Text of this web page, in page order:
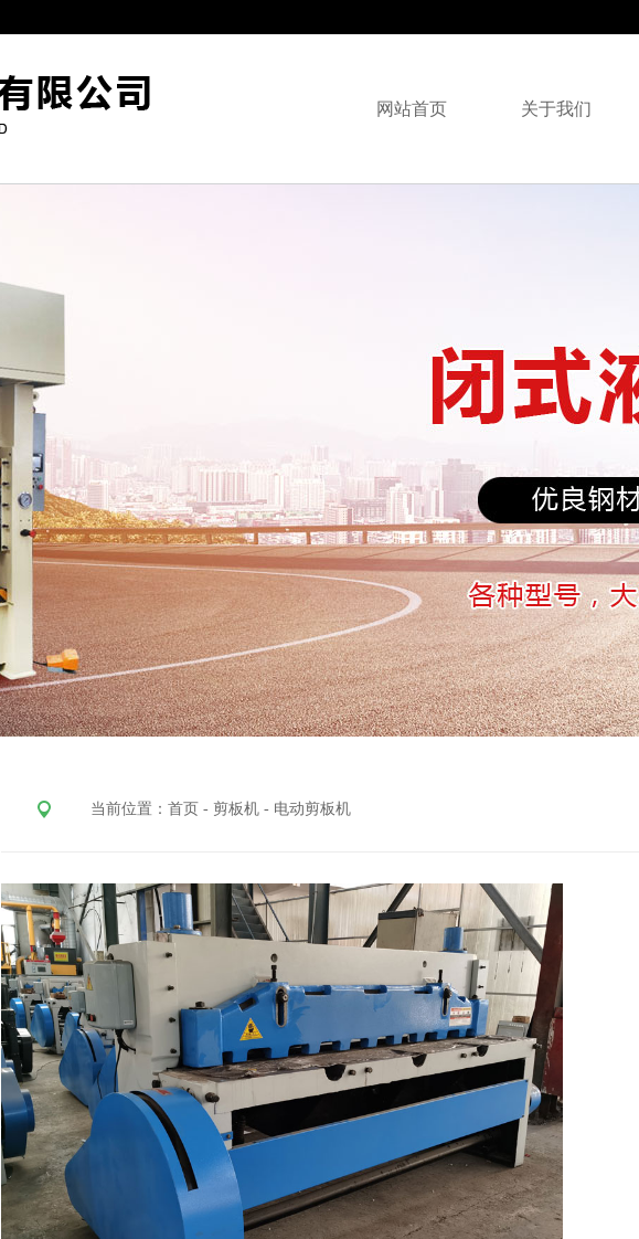
网站首页 关于我们
当前位置： 首页 - 剪板机 - 电动剪板机